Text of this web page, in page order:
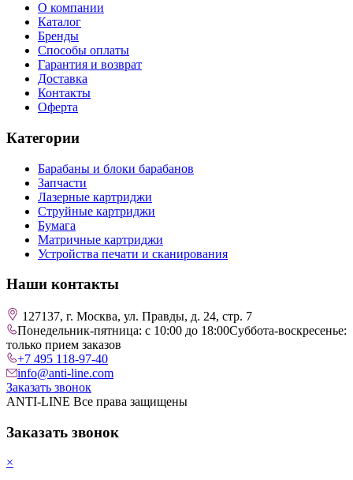
О компании
Каталог
Бренды
Способы оплаты
Гарантия и возврат
Доставка
Контакты
Оферта
Категории
Барабаны и блоки барабанов
Запчасти
Лазерные картриджи
Струйные картриджи
Бумага
Матричные картриджи
Устройства печати и сканирования
Наши контакты
127137, г. Москва, ул. Правды, д. 24, стр. 7
Понедельник-пятница: с 10:00 до 18:00Суббота-воскресенье:
только прием заказов
+7 495 118-97-40
info@anti-line.com
Заказать звонок
ANTI-LINE Все права защищены
Заказать звонок
×